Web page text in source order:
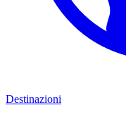
Destinazioni